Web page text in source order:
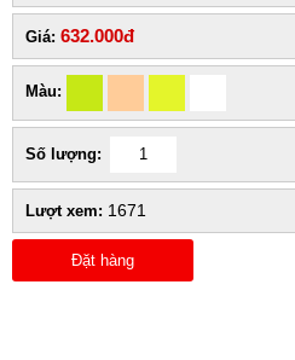
Giá: 632.000đ
Màu:
Số lượng:
Lượt xem: 1671
Đặt hàng